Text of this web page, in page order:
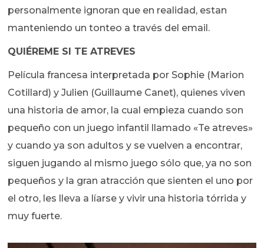
personalmente ignoran que en realidad, estan
manteniendo un tonteo a través del email.
QUIÉREME SI TE ATREVES
Película francesa interpretada por Sophie (Marion
Cotillard) y Julien (Guillaume Canet), quienes viven
una historia de amor, la cual empieza cuando son
pequeño con un juego infantil llamado «Te atreves»
y cuando ya son adultos y se vuelven a encontrar,
siguen jugando al mismo juego sólo que, ya no son
pequeños y la gran atracción que sienten el uno por
el otro, les lleva a líarse y vivir una historia tórrida y
muy fuerte.